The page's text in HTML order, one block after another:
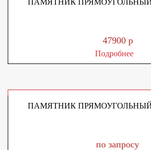
ПАМЯТНИК ПРЯМОУГОЛЬНЫЙ
47900 р
Подробнее
ПАМЯТНИК ПРЯМОУГОЛЬНЫЙ
по запросу